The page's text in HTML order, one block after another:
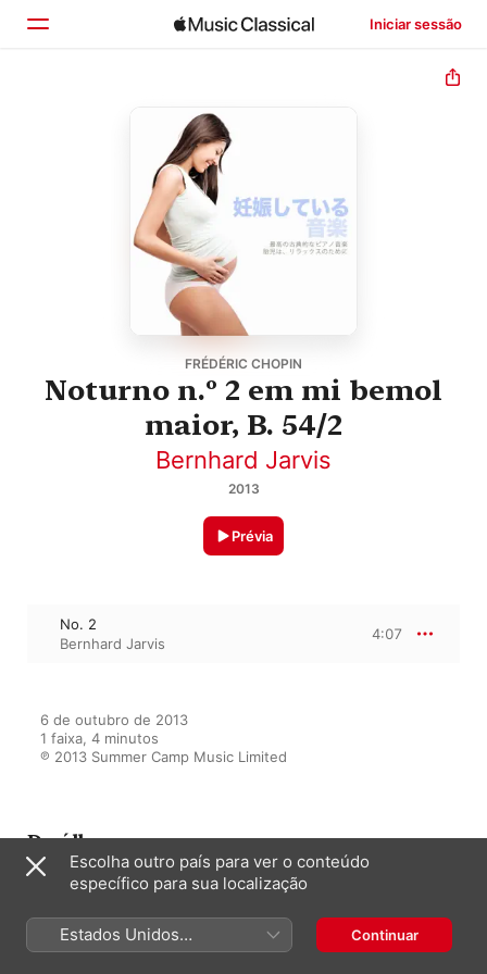
Iniciar sessão
FRÉDÉRIC CHOPIN
Noturno n.º 2 em mi bemol
maior, B. 54/2
Bernhard Jarvis
2013
Prévia
No. 2
Bernhard Jarvis
4:07
6 de outubro de 2013
1 faixa, 4 minutos
℗ 2013 Summer Camp Music Limited
Do álbum
なピアノ音楽 胎児は、リラックス
のために
Escolha outro país para ver o conteúdo
específico para sua localização
Estados Unidos
(Português Brasil)
Continuar